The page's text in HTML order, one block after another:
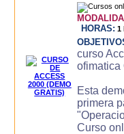
HORAS: 1
curso
ofimatica
Esta
primera
Curso